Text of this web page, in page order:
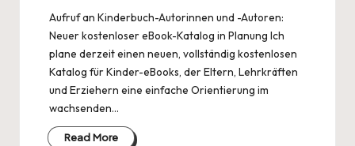
Aufruf an Kinderbuch-Autorinnen und -Autoren:
Neuer kostenloser eBook-Katalog in Planung Ich
plane derzeit einen neuen, vollständig kostenlosen
Katalog für Kinder-eBooks, der Eltern, Lehrkräften
und Erziehern eine einfache Orientierung im
wachsenden…
Read More